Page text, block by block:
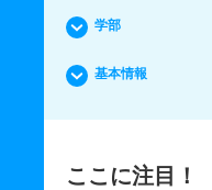
学部
基本情報
ここに注目！